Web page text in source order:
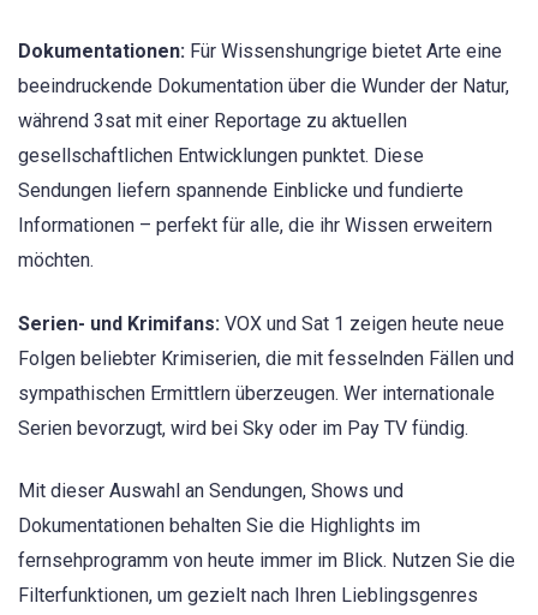
Dokumentationen: Für Wissenshungrige bietet Arte eine
beeindruckende Dokumentation über die Wunder der Natur,
während 3sat mit einer Reportage zu aktuellen
gesellschaftlichen Entwicklungen punktet. Diese
Sendungen liefern spannende Einblicke und fundierte
Informationen – perfekt für alle, die ihr Wissen erweitern
möchten.
Serien- und Krimifans: VOX und Sat 1 zeigen heute neue
Folgen beliebter Krimiserien, die mit fesselnden Fällen und
sympathischen Ermittlern überzeugen. Wer internationale
Serien bevorzugt, wird bei Sky oder im Pay TV fündig.
Mit dieser Auswahl an Sendungen, Shows und
Dokumentationen behalten Sie die Highlights im
fernsehprogramm von heute immer im Blick. Nutzen Sie die
Filterfunktionen, um gezielt nach Ihren Lieblingsgenres